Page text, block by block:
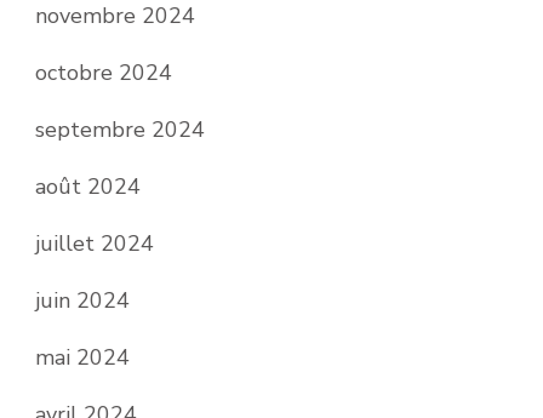
novembre 2024
octobre 2024
septembre 2024
août 2024
juillet 2024
juin 2024
mai 2024